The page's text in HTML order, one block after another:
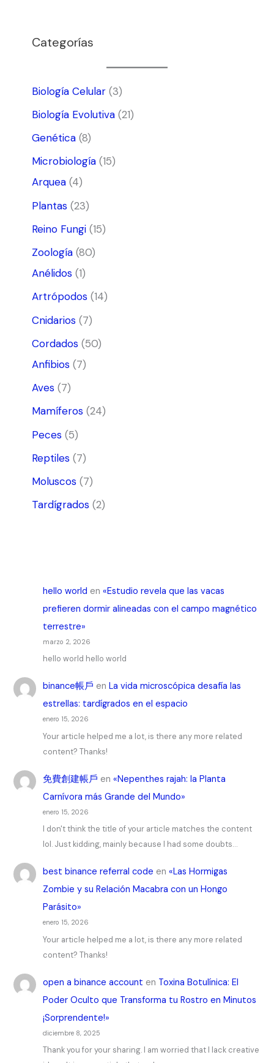
Categorías
Biología Celular(3)
Biología Evolutiva(21)
Genética(8)
Microbiología(15)
Arquea(4)
Plantas(23)
Reino Fungi(15)
Zoología(80)
Anélidos(1)
Artrópodos(14)
Cnidarios(7)
Cordados(50)
Anfibios(7)
Aves(7)
Mamíferos(24)
Peces(5)
Reptiles(7)
Moluscos(7)
Tardígrados(2)
hello world en «Estudio revela que las vacas
prefieren dormir alineadas con el campo magnético
terrestre»
marzo 2, 2026
hello world hello world
binance帳戶 en La vida microscópica desafía las
estrellas: tardígrados en el espacio
enero 15, 2026
Your article helped me a lot, is there any more related
content? Thanks!
免費創建帳戶 en «Nepenthes rajah: la Planta
Carnívora más Grande del Mundo»
enero 15, 2026
I don't think the title of your article matches the content
lol. Just kidding, mainly because I had some doubts…
best binance referral code en «Las Hormigas
Zombie y su Relación Macabra con un Hongo
Parásito»
enero 15, 2026
Your article helped me a lot, is there any more related
content? Thanks!
open a binance account en Toxina Botulínica: El
Poder Oculto que Transforma tu Rostro en Minutos
¡Sorprendente!»
diciembre 8, 2025
Thank you for your sharing. I am worried that I lack creative